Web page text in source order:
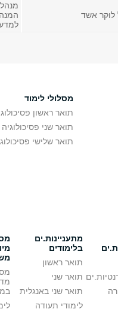
לוקר אשד
מסלולי לימוד
תואר ראשון
תואר שני פסיכולוגיה
תואר שלישי
מתעניינות.ים
בלימודים
תואר ראשון
תואר שני
תואר שני באנגלית
לימודי תעודה